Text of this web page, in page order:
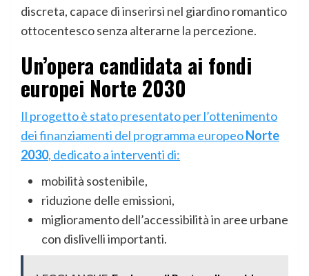
discreta, capace di inserirsi nel giardino romantico
ottocentesco senza alterarne la percezione.
Un’opera candidata ai fondi
europei Norte 2030
Il progetto è stato presentato per l’ottenimento
dei finanziamenti del programma europeoNorte
2030, dedicato a interventi di:
mobilità sostenibile,
riduzione delle emissioni,
miglioramento dell’accessibilità in aree urbane
con dislivelli importanti.